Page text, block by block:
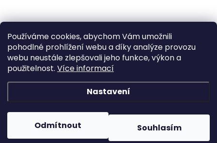
Používáme cookies, abychom Vám umožnili
pohodlné prohlížení webu a díky analýze provozu
webu neustále zlepšovali jeho funkce, výkon a
použitelnost. Více informací
Nastavení
Odmítnout Souhlasím